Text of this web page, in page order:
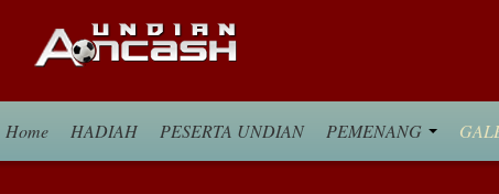
Home HADIAH PESERTA UNDIAN PEMENANG